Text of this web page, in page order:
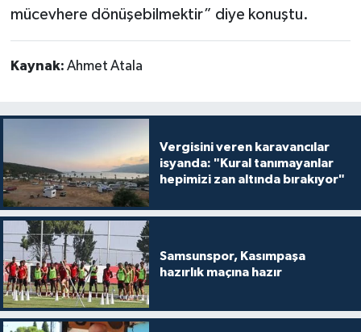
mücevhere dönüşebilmektir” diye konuştu.
Kaynak: Ahmet Atala
Vergisini veren karavancılar
isyanda: "Kural tanımayanlar
hepimizi zan altında bırakıyor"
Samsunspor, Kasımpaşa
hazırlık maçına hazır